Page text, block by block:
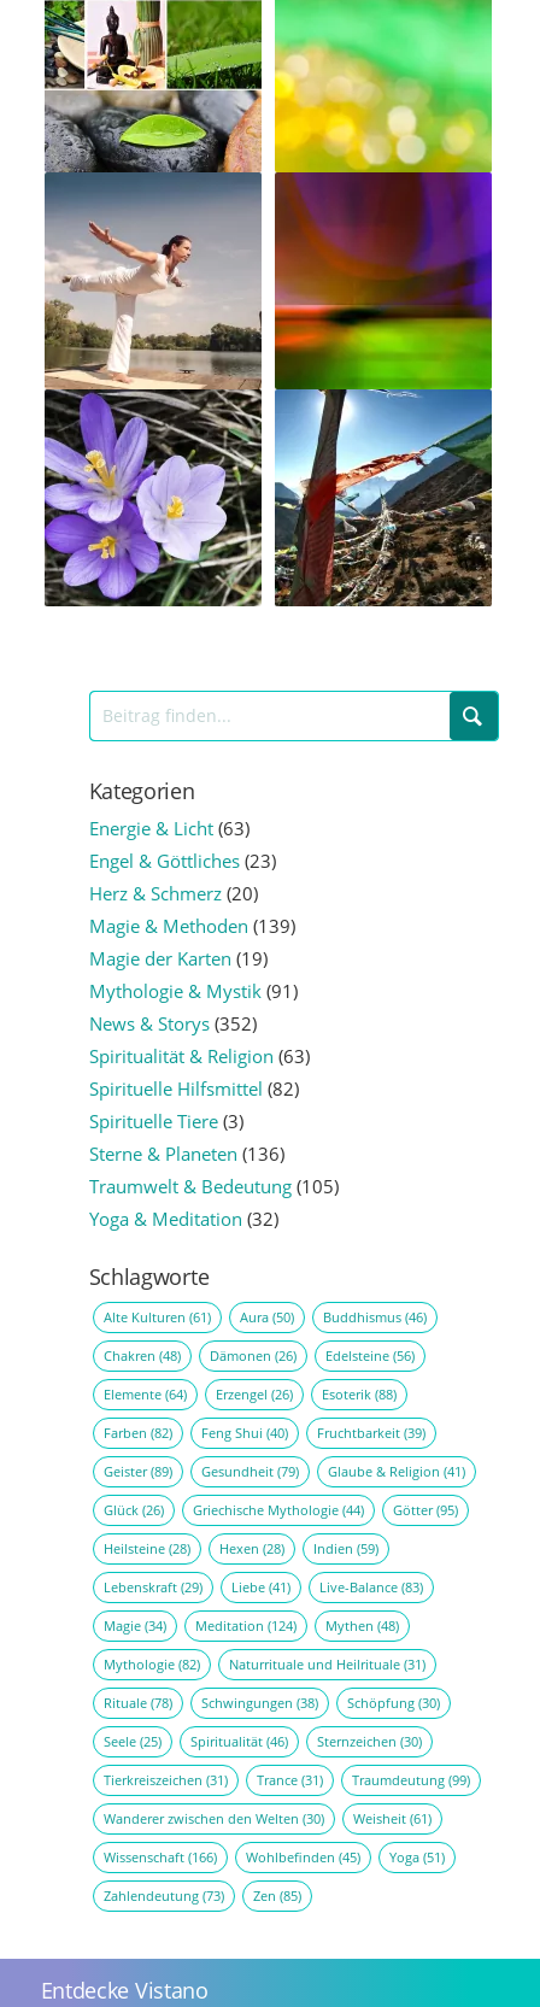
Kategorien
Energie & Licht(63)
Engel & Göttliches(23)
Herz & Schmerz(20)
Magie & Methoden (139)
Magie der Karten (19)
Mythologie & Mystik(91)
News & Storys(352)
Spiritualität & Religion (63)
Spirituelle Hilfsmittel (82)
Spirituelle Tiere(3)
Sterne & Planeten (136)
Traumwelt & Bedeutung(105)
Yoga & Meditation (32)
Schlagworte
Alte Kulturen (61) Aura(50) Buddhismus(46)
Chakren (48) Dämonen (26) Edelsteine(56)
Elemente(64) Erzengel (26) Esoterik(88)
Farben (82) Feng Shui (40) Fruchtbarkeit(39)
Geister(89) Gesundheit(79) Glaube & Religion (41)
Glück(26) Griechische Mythologie(44) Götter(95)
Heilsteine(28) Hexen (28) Indien (59)
Lebenskraft(29) Liebe(41) Live-Balance(83)
Magie(34) Meditation (124) Mythen (48)
Mythologie(82) Naturrituale und Heilrituale(31)
Rituale(78) Schwingungen (38) Schöpfung(30)
Seele(25) Spiritualität(46) Sternzeichen (30)
Tierkreiszeichen (31) Trance(31) Traumdeutung(99)
Wanderer zwischen den Welten (30) Weisheit(61)
Wissenschaft(166) Wohlbefinden (45) Yoga(51)
Zahlendeutung(73) Zen (85)
Entdecke Vistano